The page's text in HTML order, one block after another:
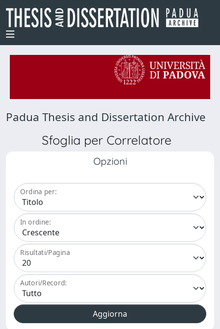
Padua Thesis and Dissertation Archive
Sfoglia per Correlatore
Opzioni
Ordina per:
In ordine:
Risultati/Pagina
Autori/Record: